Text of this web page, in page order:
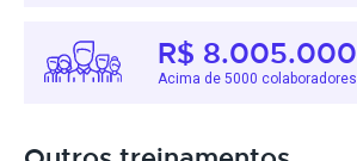
R$ 8.005.000
Acima de 5000 colaboradores